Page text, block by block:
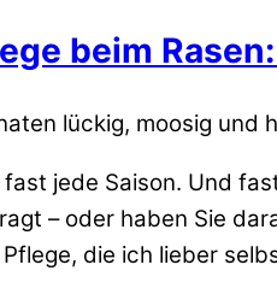
beim
lückig, moosig
jede Saison. Und
– oder haben Sie
die ich lieber